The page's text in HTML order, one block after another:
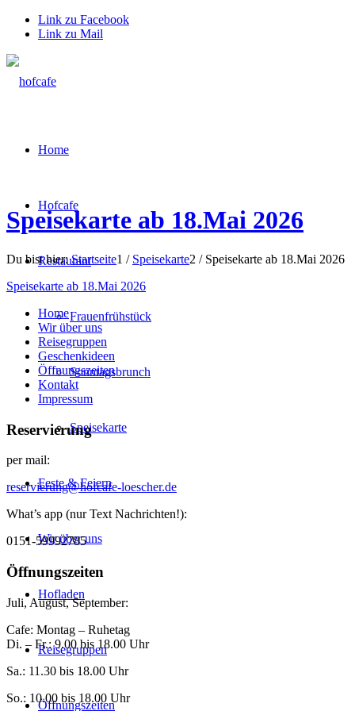
Link zu Facebook
Link zu Mail
Home
Hofcafe
Restaurant
Frauenfrühstück
Sonntagsbrunch
Speisekarte
Feste & Feiern
Wir über uns
Hofladen
Reisegruppen
Öffnungszeiten
Speisekarte ab 18.Mai 2026
Du bist hier: Startseite1 / Speisekarte2 / Speisekarte ab 18.Mai 2026
Speisekarte ab 18.Mai 2026
Home
Wir über uns
Reisegruppen
Geschenkideen
Öffnungszeiten
Kontakt
Impressum
Reservierung
per mail:
reservierung@hofcafe-loescher.de
What’s app (nur Text Nachrichten!):
0151-59992785
Öffnungszeiten
Juli, August, September:
Cafe: Montag – Ruhetag
Di. – Fr.: 9.00 bis 18.00 Uhr
Sa.: 11.30 bis 18.00 Uhr
So.: 10.00 bis 18.00 Uhr